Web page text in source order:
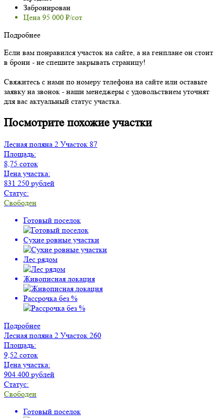
Забронирован
Цена 95 000 ₽/сот
Подробнее
Если вам понравился участок на сайте, а на генплане он стоит
в брони - не спешите закрывать страницу!
Свяжитесь с нами по номеру телефона на сайте или оставьте
заявку на звонок - наши менеджеры с удовольствием уточнят
для вас актуальный статус участка.
Посмотрите похожие участки
Лесная поляна 2 Участок 87
Площадь:
8,75 соток
Цена участка:
831 250 рублей
Статус:
Свободен
Готовый поселок
Сухие ровные участки
Лес рядом
Живописная локация
Рассрочка без %
Подробнее
Лесная поляна 2 Участок 260
Площадь:
9,52 соток
Цена участка:
904 400 рублей
Статус:
Свободен
Готовый поселок